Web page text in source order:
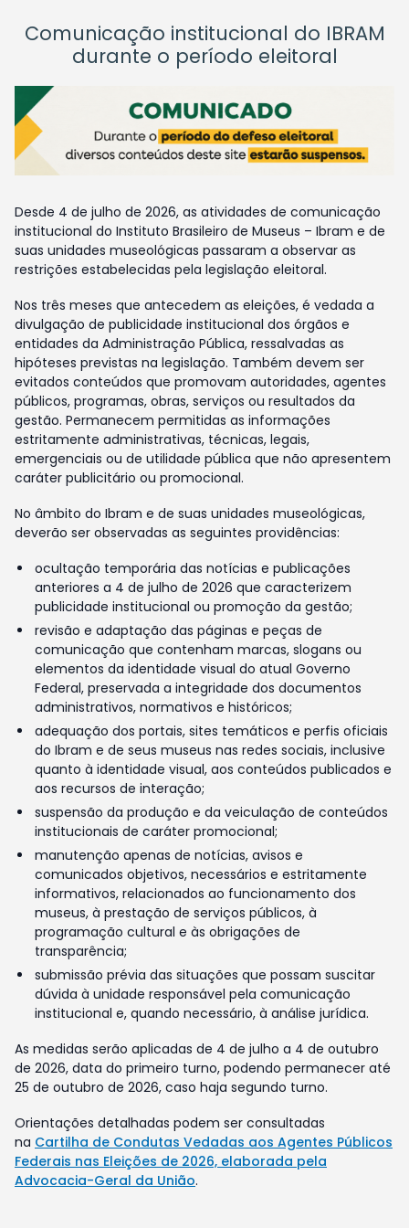
Comunicação institucional do IBRAM
durante o período eleitoral
Desde 4 de julho de 2026, as atividades de comunicação
institucional do Instituto Brasileiro de Museus – Ibram e de
suas unidades museológicas passaram a observar as
restrições estabelecidas pela legislação eleitoral.
Nos três meses que antecedem as eleições, é vedada a
divulgação de publicidade institucional dos órgãos e
entidades da Administração Pública, ressalvadas as
hipóteses previstas na legislação. Também devem ser
evitados conteúdos que promovam autoridades, agentes
públicos, programas, obras, serviços ou resultados da
gestão. Permanecem permitidas as informações
estritamente administrativas, técnicas, legais,
emergenciais ou de utilidade pública que não apresentem
caráter publicitário ou promocional.
No âmbito do Ibram e de suas unidades museológicas,
deverão ser observadas as seguintes providências:
ocultação temporária das notícias e publicações
anteriores a 4 de julho de 2026 que caracterizem
publicidade institucional ou promoção da gestão;
revisão e adaptação das páginas e peças de
comunicação que contenham marcas, slogans ou
elementos da identidade visual do atual Governo
Federal, preservada a integridade dos documentos
administrativos, normativos e históricos;
adequação dos portais, sites temáticos e perfis oficiais
do Ibram e de seus museus nas redes sociais, inclusive
quanto à identidade visual, aos conteúdos publicados e
aos recursos de interação;
suspensão da produção e da veiculação de conteúdos
institucionais de caráter promocional;
manutenção apenas de notícias, avisos e
comunicados objetivos, necessários e estritamente
informativos, relacionados ao funcionamento dos
museus, à prestação de serviços públicos, à
programação cultural e às obrigações de
transparência;
submissão prévia das situações que possam suscitar
dúvida à unidade responsável pela comunicação
institucional e, quando necessário, à análise jurídica.
As medidas serão aplicadas de 4 de julho a 4 de outubro
de 2026, data do primeiro turno, podendo permanecer até
25 de outubro de 2026, caso haja segundo turno.
Orientações detalhadas podem ser consultadas
na Cartilha de Condutas Vedadas aos Agentes Públicos
Federais nas Eleições de 2026, elaborada pela
Advocacia-Geral da União.